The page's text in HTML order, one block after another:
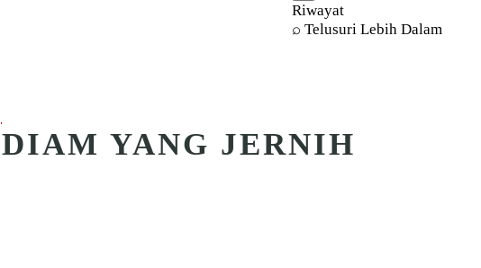
Riwayat
⌕ Telusuri Lebih Dalam
DIAM YANG JERNIH
D